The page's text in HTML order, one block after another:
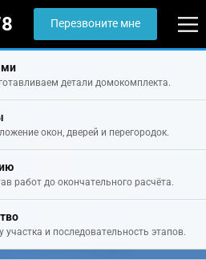
Перезвоните мне
детали домокомплекта.
окон, дверей и перегородок.
работ до окончательного расчёта.
и последовательность этапов.